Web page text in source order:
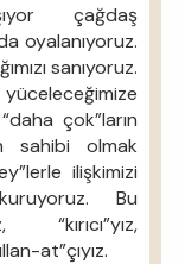
çağdaş
oyalanıyoruz.
sanıyoruz.
çok”ların
sahibi olmak
ilişkimizi
Bu
at”çıyız.